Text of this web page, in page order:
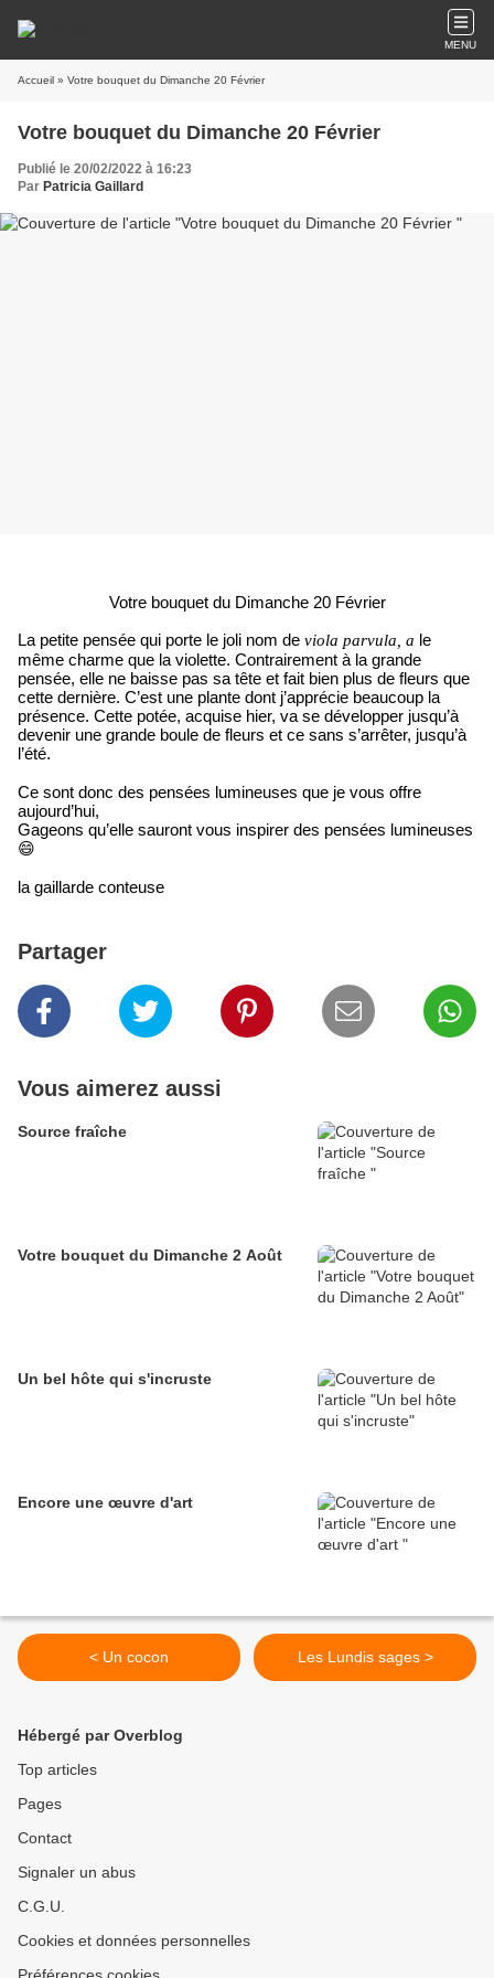
MENU
Accueil » Votre bouquet du Dimanche 20 Février
Votre bouquet du Dimanche 20 Février
Publié le 20/02/2022 à 16:23
Par Patricia Gaillard
Votre bouquet du Dimanche 20 Février
La petite pensée qui porte le joli nom de viola parvula, a le
même charme que la violette. Contrairement à la grande
pensée, elle ne baisse pas sa tête et fait bien plus de fleurs que
cette dernière. C’est une plante dont j’apprécie beaucoup la
présence. Cette potée, acquise hier, va se développer jusqu’à
devenir une grande boule de fleurs et ce sans s’arrêter, jusqu’à
l’été.
Ce sont donc des pensées lumineuses que je vous offre
aujourd’hui,
Gageons qu’elle sauront vous inspirer des pensées lumineuses
😄
la gaillarde conteuse
Partager
Vous aimerez aussi
Source fraîche
Votre bouquet du Dimanche 2 Août
Un bel hôte qui s'incruste
Encore une œuvre d'art
< Un cocon Les Lundis sages >
Hébergé par Overblog
Top articles
Pages
Contact
Signaler un abus
C.G.U.
Cookies et données personnelles
Préférences cookies